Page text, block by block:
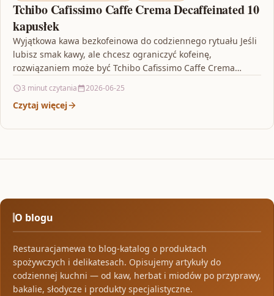
Tchibo Cafissimo Caffe Crema Decaffeinated 10
kapusłek
Wyjątkowa kawa bezkofeinowa do codziennego rytuału Jeśli
lubisz smak kawy, ale chcesz ograniczyć kofeinę,
rozwiązaniem może być Tchibo Cafissimo Caffe Crema
3 minut czytania 2026-06-25
Czytaj więcej
O blogu
Restauracjamewa to blog-katalog o produktach
spożywczych i delikatesach. Opisujemy artykuły do
codziennej kuchni — od kaw, herbat i miodów po przyprawy,
bakalie, słodycze i produkty specjalistyczne.